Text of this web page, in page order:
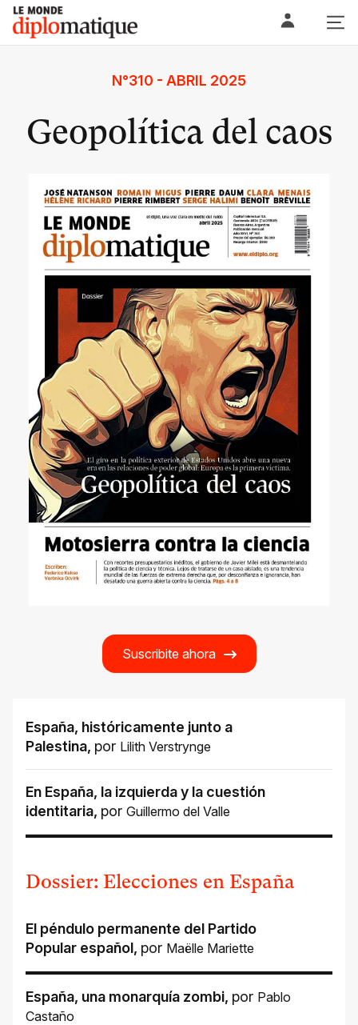
Skip
content
Le monde diplomatique
N°310 - ABRIL 2025
Geopolítica del caos
Suscribite ahora
España, históricamente junto a
Palestina, por Lilith Verstrynge
En España, la izquierda y la cuestión
identitaria, por Guillermo del Valle
Dossier: Elecciones en España
El péndulo permanente del Partido
Popular español, por Maëlle Mariette
España, una monarquía zombi, por Pablo
Castaño